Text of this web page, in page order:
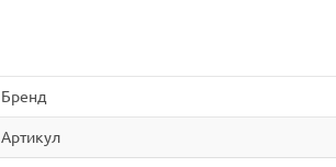
Бренд
Артикул